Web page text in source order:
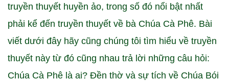
truyền thuyết huyền ảo, trong số đó nổi bật nhất
phải kể đến truyền thuyết về bà Chúa Cà Phê. Bài
viết dưới đây hãy cũng chúng tôi tìm hiểu về truyền
thuyết này từ đó cũng nhau trả lời những câu hỏi:
Chúa Cà Phê là ai? Đền thờ và sự tích về Chúa Bói